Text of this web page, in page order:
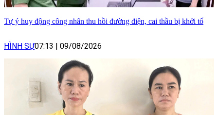
Tự ý huy động công nhân thu hồi đường điện, cai thầu bị khởi tố
HÌNH SỰ07:13 09/08/2026